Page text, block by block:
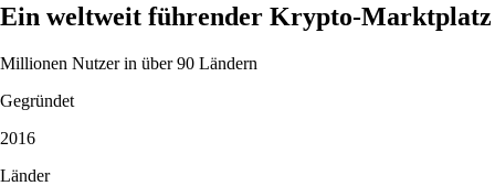
Ein weltweit führender Krypto-Marktplatz
Millionen Nutzer in über 90 Ländern
Gegründet
2016
Länder